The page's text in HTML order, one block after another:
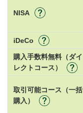
NISA
iDeCo
購入手数料無料（ダイ
レクトコース）
取引可能コース（一括
購入）